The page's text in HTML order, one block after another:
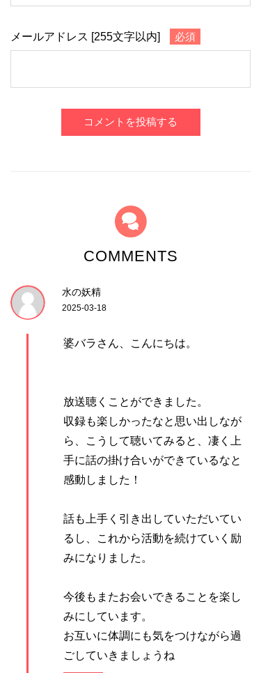
メールアドレス [255文字以内] 必須
コメントを投稿する
COMMENTS
水の妖精
2025-03-18
婆バラさん、こんにちは。
放送聴くことができました。
収録も楽しかったなと思い出しなが
ら、こうして聴いてみると、凄く上
手に話の掛け合いができているなと
感動しました！
話も上手く引き出していただいてい
るし、これから活動を続けていく励
みになりました。
今後もまたお会いできることを楽し
みにしています。
お互いに体調にも気をつけながら過
ごしていきましょうね